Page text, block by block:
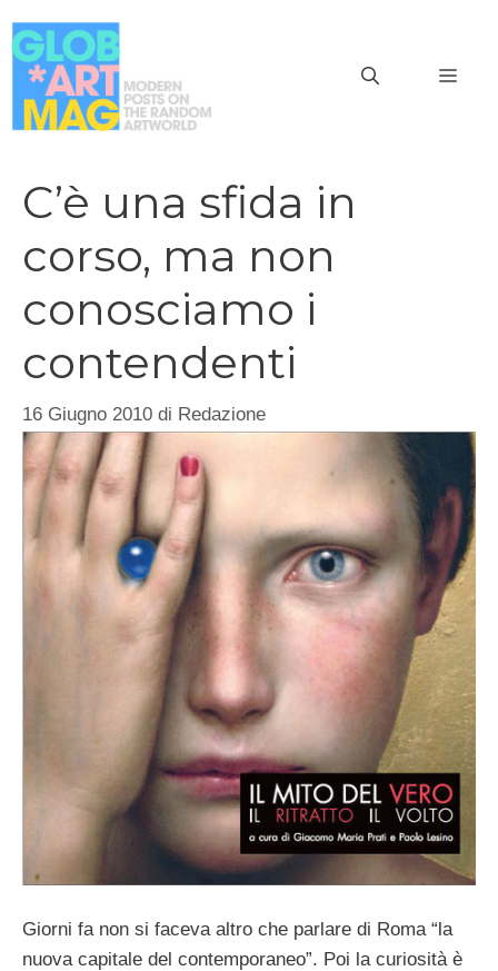
al
contenuto
C’è una sfida in
corso, ma non
conosciamo i
contendenti
16 Giugno 2010 di Redazione
Giorni fa non si faceva altro che parlare di Roma “la
nuova capitale del contemporaneo”. Poi la curiosità è